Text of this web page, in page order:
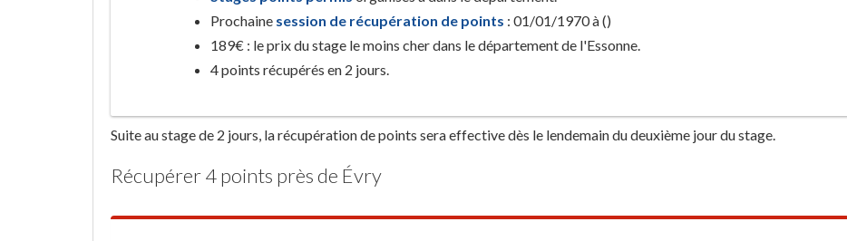
Prochaine session de récupération de points : 01/01/1970 à ()
189€ : le prix du stage le moins cher dans le département de l'Essonne.
4 points récupérés en 2 jours.
Suite au stage de 2 jours, la récupération de points sera effective dès le lendemain du deuxième jour du stage.
Récupérer 4 points près de Évry